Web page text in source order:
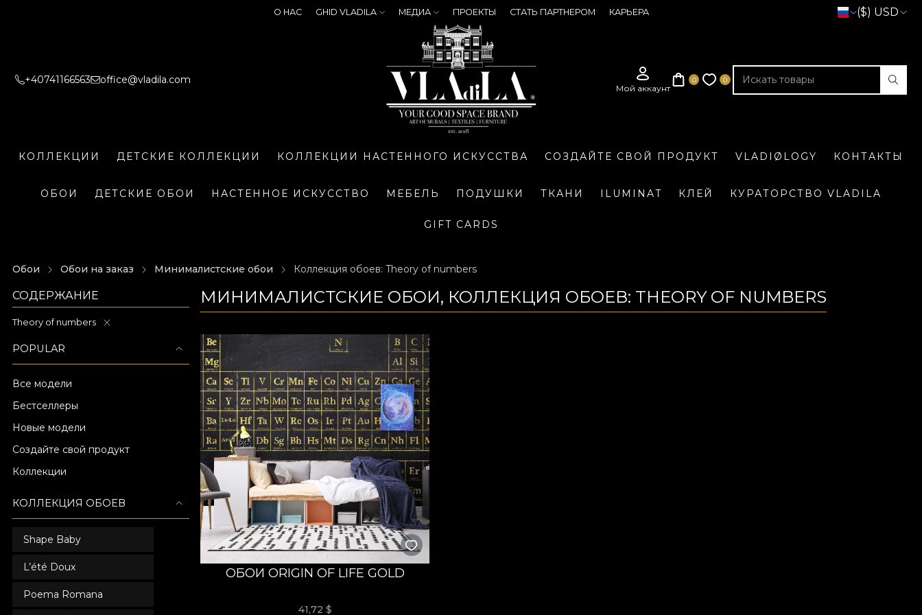
О НАС GHID VLADILA МЕДИА ПРОЕКТЫ СТАТЬ ПАРТНЕРОМ КАРЬЕРА ($) USD
+40741166563 office@vladila.com
КОЛЛЕКЦИИ ДЕТСКИЕ КОЛЛЕКЦИИ КОЛЛЕКЦИИ НАСТЕННОГО ИСКУССТВА СОЗДАЙТЕ СВОЙ ПРОДУКТ VLADIØLOGY КОНТАКТЫ
ОБОИ ДЕТСКИЕ ОБОИ НАСТЕННОЕ ИСКУССТВО МЕБЕЛЬ ПОДУШКИ ТКАНИ ILUMINAT КЛЕЙ КУРАТОРСТВО VLADILA
GIFT CARDS
Обои Обои на заказ Минималистские обои Коллекция обоев: Theory of numbers
СОДЕРЖАНИЕ
Theory of numbers
POPULAR
Все модели
Бестселлеры
Новые модели
Создайте свой продукт
Коллекции
КОЛЛЕКЦИЯ ОБОЕВ
Shape Baby
L’été Doux
Poema Romana
МИНИМАЛИСТСКИЕ ОБОИ, КОЛЛЕКЦИЯ ОБОЕВ: THEORY OF NUMBERS
ОБОИ ORIGIN OF LIFE GOLD
41,72 $